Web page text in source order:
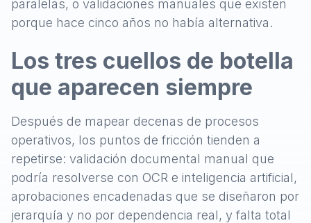
paralelas, o validaciones manuales que existen
porque hace cinco años no había alternativa.
Los tres cuellos de botella
que aparecen siempre
Después de mapear decenas de procesos
operativos, los puntos de fricción tienden a
repetirse: validación documental manual que
podría resolverse con OCR e inteligencia artificial,
aprobaciones encadenadas que se diseñaron por
jerarquía y no por dependencia real, y falta total